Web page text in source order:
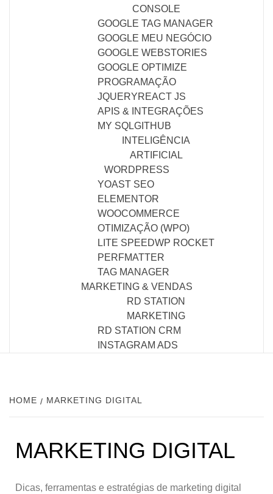
CONSOLE
GOOGLE TAG MANAGER
GOOGLE MEU NEGÓCIO
GOOGLE WEBSTORIES
GOOGLE OPTIMIZE
PROGRAMAÇÃO
JQUERYREACT JS
APIS & INTEGRAÇÕES
MY SQLGITHUB
INTELIGÊNCIA
ARTIFICIAL
WORDPRESS
YOAST SEO
ELEMENTOR
WOOCOMMERCE
OTIMIZAÇÃO (WPO)
LITE SPEEDWP ROCKET
PERFMATTER
TAG MANAGER
MARKETING & VENDAS
RD STATION
MARKETING
RD STATION CRM
INSTAGRAM ADS
HOME MARKETING DIGITAL
MARKETING DIGITAL
Dicas, ferramentas e estratégias de marketing digital